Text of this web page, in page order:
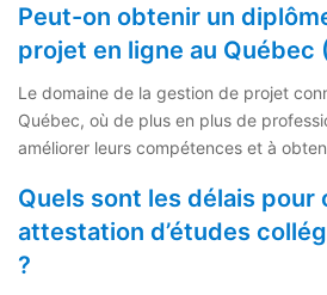
Peut-on obtenir un
projet en ligne au Québec
Le domaine de la gestion de projet
Québec, où de plus en plus de
améliorer leurs compétences et à
Quels sont les délais pour
attestation d’études
?